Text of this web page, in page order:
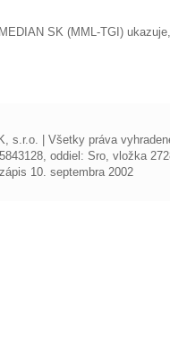
SK (MML-TGI)
s.r.o. | Všetky práva
oddiel: Sro, vložka
10. septembra 2002